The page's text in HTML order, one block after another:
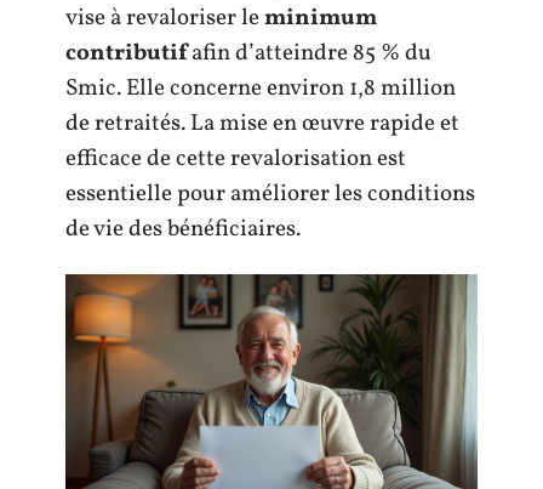
vise à revaloriser leminimum
contributifafin d’atteindre 85 % du
Smic. Elle concerne environ 1,8 million
de retraités. La mise en œuvre rapide et
efficace de cette revalorisation est
essentielle pour améliorer les conditions
de vie des bénéficiaires.